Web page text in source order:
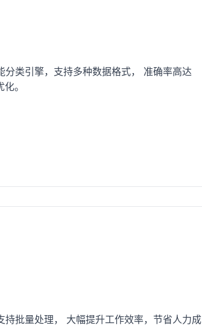
分类引擎，支持多种数据格式， 准确率高达
。
持批量处理， 大幅提升工作效率，节省人力成